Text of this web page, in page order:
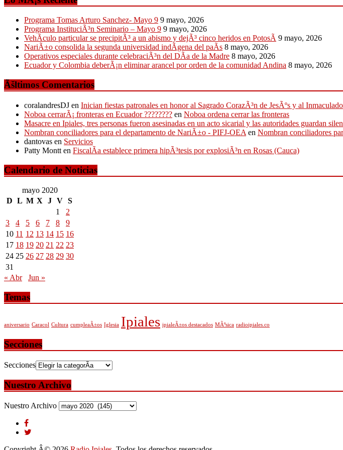
Programa Tomas Arturo Sanchez- Mayo 9 9 mayo, 2026
Programa InstituciÃ³n Seminario – Mayo 9 9 mayo, 2026
VehÃ­culo particular se precipitÃ³ a un abismo y dejÃ³ cinco heridos en PotosÃ­ 9 mayo, 2026
NariÃ±o consolida la segunda universidad indÃ­gena del paÃ­s 8 mayo, 2026
Operativos especiales durante celebraciÃ³n del DÃ­a de la Madre 8 mayo, 2026
Ecuador y Colombia deberÃ¡n eliminar arancel por orden de la comunidad Andina 8 mayo, 2026
Ãšltimos Comentarios
coralandresDJ en Inician fiestas patronales en honor al Sagrado CorazÃ³n de JesÃºs y al
Noboa cerrarÃ¡ fronteras en Ecuador ???????? en Noboa ordena cerrar las fronteras
Masacre en Ipiales, tres personas fueron asesinadas en un acto sicarial y las autoridades guardan
Nombran conciliadores para el departamento de NariÃ±o - PIFJ-OEA en Nombran conciliadores
dantovas en Servicios
Patty Montt en FiscalÃ­a establece primera hipÃ³tesis por explosiÃ³n en Rosas (Cauca)
Calendario de Noticias
mayo 2020
D L M X J V S
1
2
3
4 5 6 7 8
9
10 11 12 13 14 15 16
17 18 19 20 21 22 23
24 25 26 27 28 29 30
31
« Abr
Jun »
Temas
aniversario Caracol Cultura cumpleaÃ±os Iglesia Ipiales ipialeÃ±os destacados MÃºsica radioipiales.co
Secciones
Secciones
Nuestro Archivo
Nuestro Archivo